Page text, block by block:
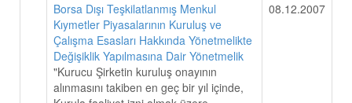
Borsa Dışı Teşkilatlanmış Menkul
Kıymetler Piyasalarının Kuruluş ve
Çalışma Esasları Hakkında Yönetmelikte
Değişiklik Yapılmasına Dair Yönetmelik
"Kurucu Şirketin kuruluş onayının
alınmasını takiben en geç bir yıl içinde,
08.12.2007